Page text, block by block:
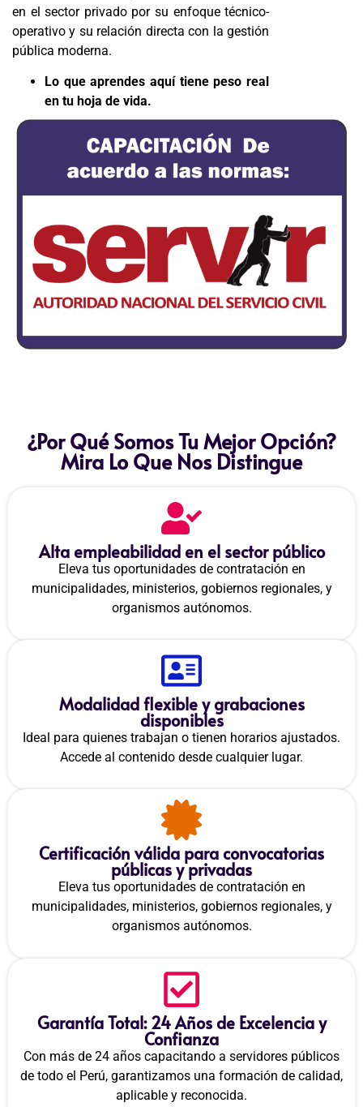
en el sector privado por su enfoque técnico-
operativo y su relación directa con la gestión
pública moderna.
Lo que aprendes aquí tiene peso real
en tu hoja de vida.
¿Por Qué Somos Tu Mejor Opción?
Mira Lo Que Nos Distingue
Alta empleabilidad en el sector público
Eleva tus oportunidades de contratación en
municipalidades, ministerios, gobiernos regionales, y
organismos autónomos.
Modalidad flexible y grabaciones
disponibles
Ideal para quienes trabajan o tienen horarios ajustados.
Accede al contenido desde cualquier lugar.
Certificación válida para convocatorias
públicas y privadas
Eleva tus oportunidades de contratación en
municipalidades, ministerios, gobiernos regionales, y
organismos autónomos.
Garantía Total: 24 Años de Excelencia y
Confianza
Con más de 24 años capacitando a servidores públicos
de todo el Perú, garantizamos una formación de calidad,
aplicable y reconocida.